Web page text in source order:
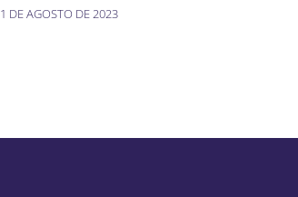
1 DE AGOSTO DE 2023